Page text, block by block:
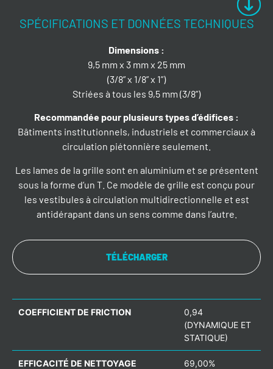
SPÉCIFICATIONS ET DONNÉES TECHNIQUES
Dimensions :
9,5 mm x 3 mm x 25 mm
(3/8” x 1/8” x 1”)
Striées à tous les 9,5 mm (3/8”)
Recommandée pour plusieurs types d’édifices :
Bâtiments institutionnels, industriels et commerciaux à
circulation piétonnière seulement.
Les lames de la grille sont en aluminium et se présentent
sous la forme d’un T. Ce modèle de grille est conçu pour
les vestibules à circulation multidirectionnelle et est
antidérapant dans un sens comme dans l’autre.
TÉLÉCHARGER
COEFFICIENT DE FRICTION
0,94
(DYNAMIQUE ET
STATIQUE)
EFFICACITÉ DE NETTOYAGE 69,00%